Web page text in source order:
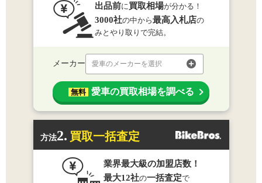
出品前に 買取相場が分かる！
3000社の中から最高入札店の
みとやり取りで完結。
メーカー 愛車のメーカーを選択
無料 愛車の買取相場を調べる
方法2. 買取一括査定
業界最大級の加盟店数！
最大12社の一括査定で